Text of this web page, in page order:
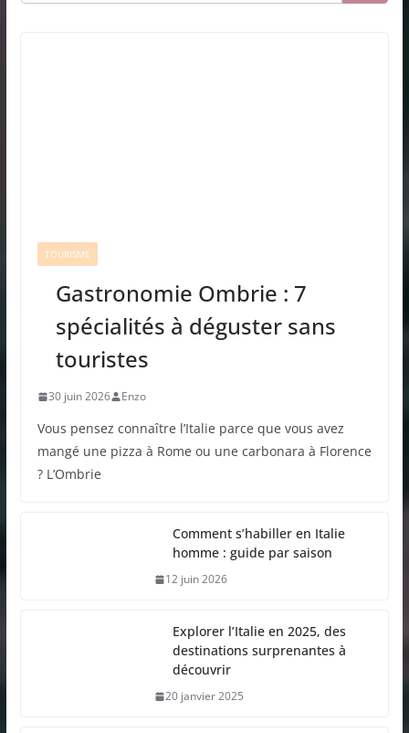
TOURISME
Gastronomie Ombrie : 7
spécialités à déguster sans
touristes
30 juin 2026 Enzo
Vous pensez connaître l’Italie parce que vous avez
mangé une pizza à Rome ou une carbonara à Florence
? L’Ombrie
Comment s’habiller en Italie
homme : guide par saison
12 juin 2026
Explorer l’Italie en 2025, des
destinations surprenantes à
découvrir
20 janvier 2025